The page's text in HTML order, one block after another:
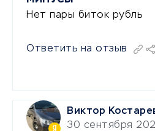
Нет пары биток рубль
Ответить на отзыв
Виктор
30 сентября